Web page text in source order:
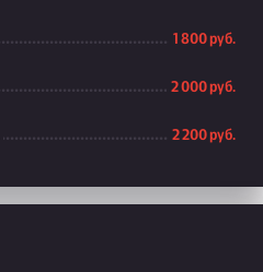
1 800 руб.
2 000 руб.
2 200 руб.